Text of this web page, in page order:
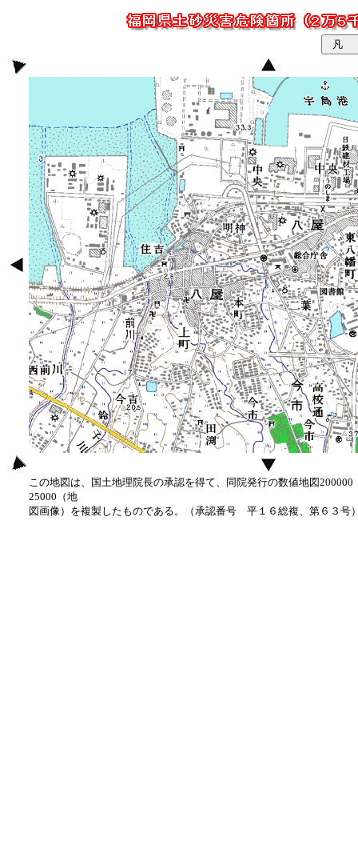
この地図は、国土地理院長の承認を得て、同院発行の数値地図
25000（地
図画像）を複製したものである。（承認番号 平１６総複、第６３号